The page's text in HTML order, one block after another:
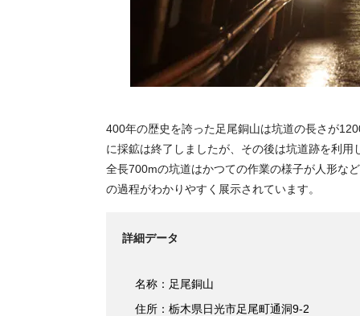
400年の歴史を誇った足尾銅山は坑道の長さが
に採鉱は終了しましたが、その後は坑道跡を利
全長700mの坑道はかつての作業の様子が人形な
の過程がわかりやすく展示されています。
詳細データ
名称：足尾銅山
住所：栃木県日光市足尾町通洞9-2